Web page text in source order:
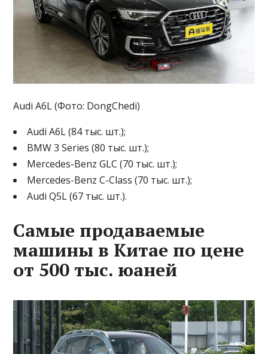
Audi A6L (Фото: DongChedi)
Audi A6L (84 тыс. шт.);
BMW 3 Series (80 тыс. шт.);
Mercedes-Benz GLC (70 тыс. шт.);
Mercedes-Benz C-Class (70 тыс. шт.);
Audi Q5L (67 тыс. шт.).
Самые продаваемые
машины в Китае по цене
от 500 тыс. юаней